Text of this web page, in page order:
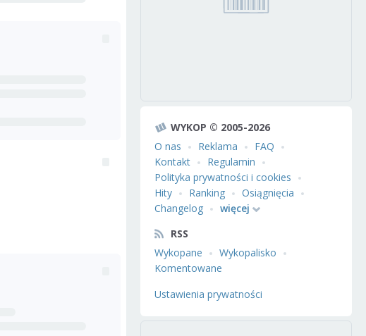
WYKOP © 2005-2026
O nas
Reklama
FAQ
Kontakt
Regulamin
Polityka prywatności i cookies
Hity
Ranking
Osiągnięcia
Changelog
więcej
RSS
Wykopane
Wykopalisko
Komentowane
Ustawienia prywatności